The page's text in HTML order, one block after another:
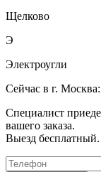
Щелково
Э
Электроугли
Сейчас в г. Москва:
Специалист
вашего заказа.
Выезд бесплатный.